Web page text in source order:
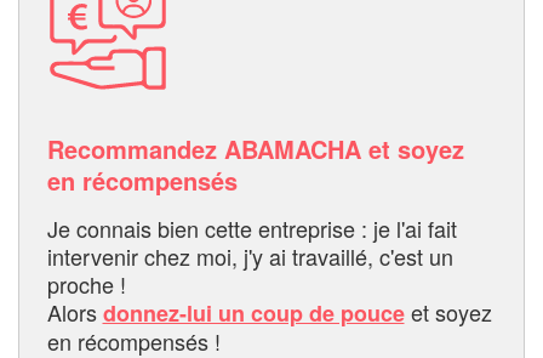
Recommandez ABAMACHA et soyez
en récompensés
Je connais bien cette entreprise : je l'ai fait
intervenir chez moi, j'y ai travaillé, c'est un
proche !
Alorsdonnez-lui un coup de pouceet soyez
en récompensés !